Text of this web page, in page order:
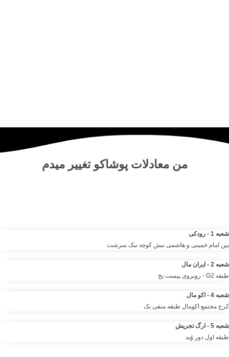
من معادلات پوشاکو تغییر میدم
شعبه 1 - رودکی
بین امام خمینی و هاشمی نبش کوچه نیک سرشت
شعبه 2 - ایران مال
طبقه G2 - روبروی پیست یخ
شعبه 4 - اکو مال
کرج مجتمع اکومال طبقه منفی یک
شعبه 5 - ارگ تجریش
طبقه اول دور وُید